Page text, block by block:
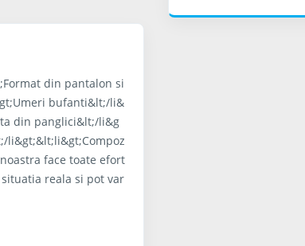
din pantalon si
bufanti&lt;/li&
din panglici&lt;/li&g
li&gt;&lt;li&gt;Compoz
face toate efort
reala si pot var